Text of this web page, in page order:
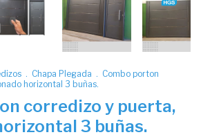
. Chapa Plegada . Combo porton
horizontal 3 buñas.
corredizo y puerta,
3 buñas.